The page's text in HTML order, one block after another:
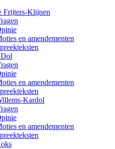
Frijters-Klijnen
en amendementen
en amendementen
Kardol
en amendementen